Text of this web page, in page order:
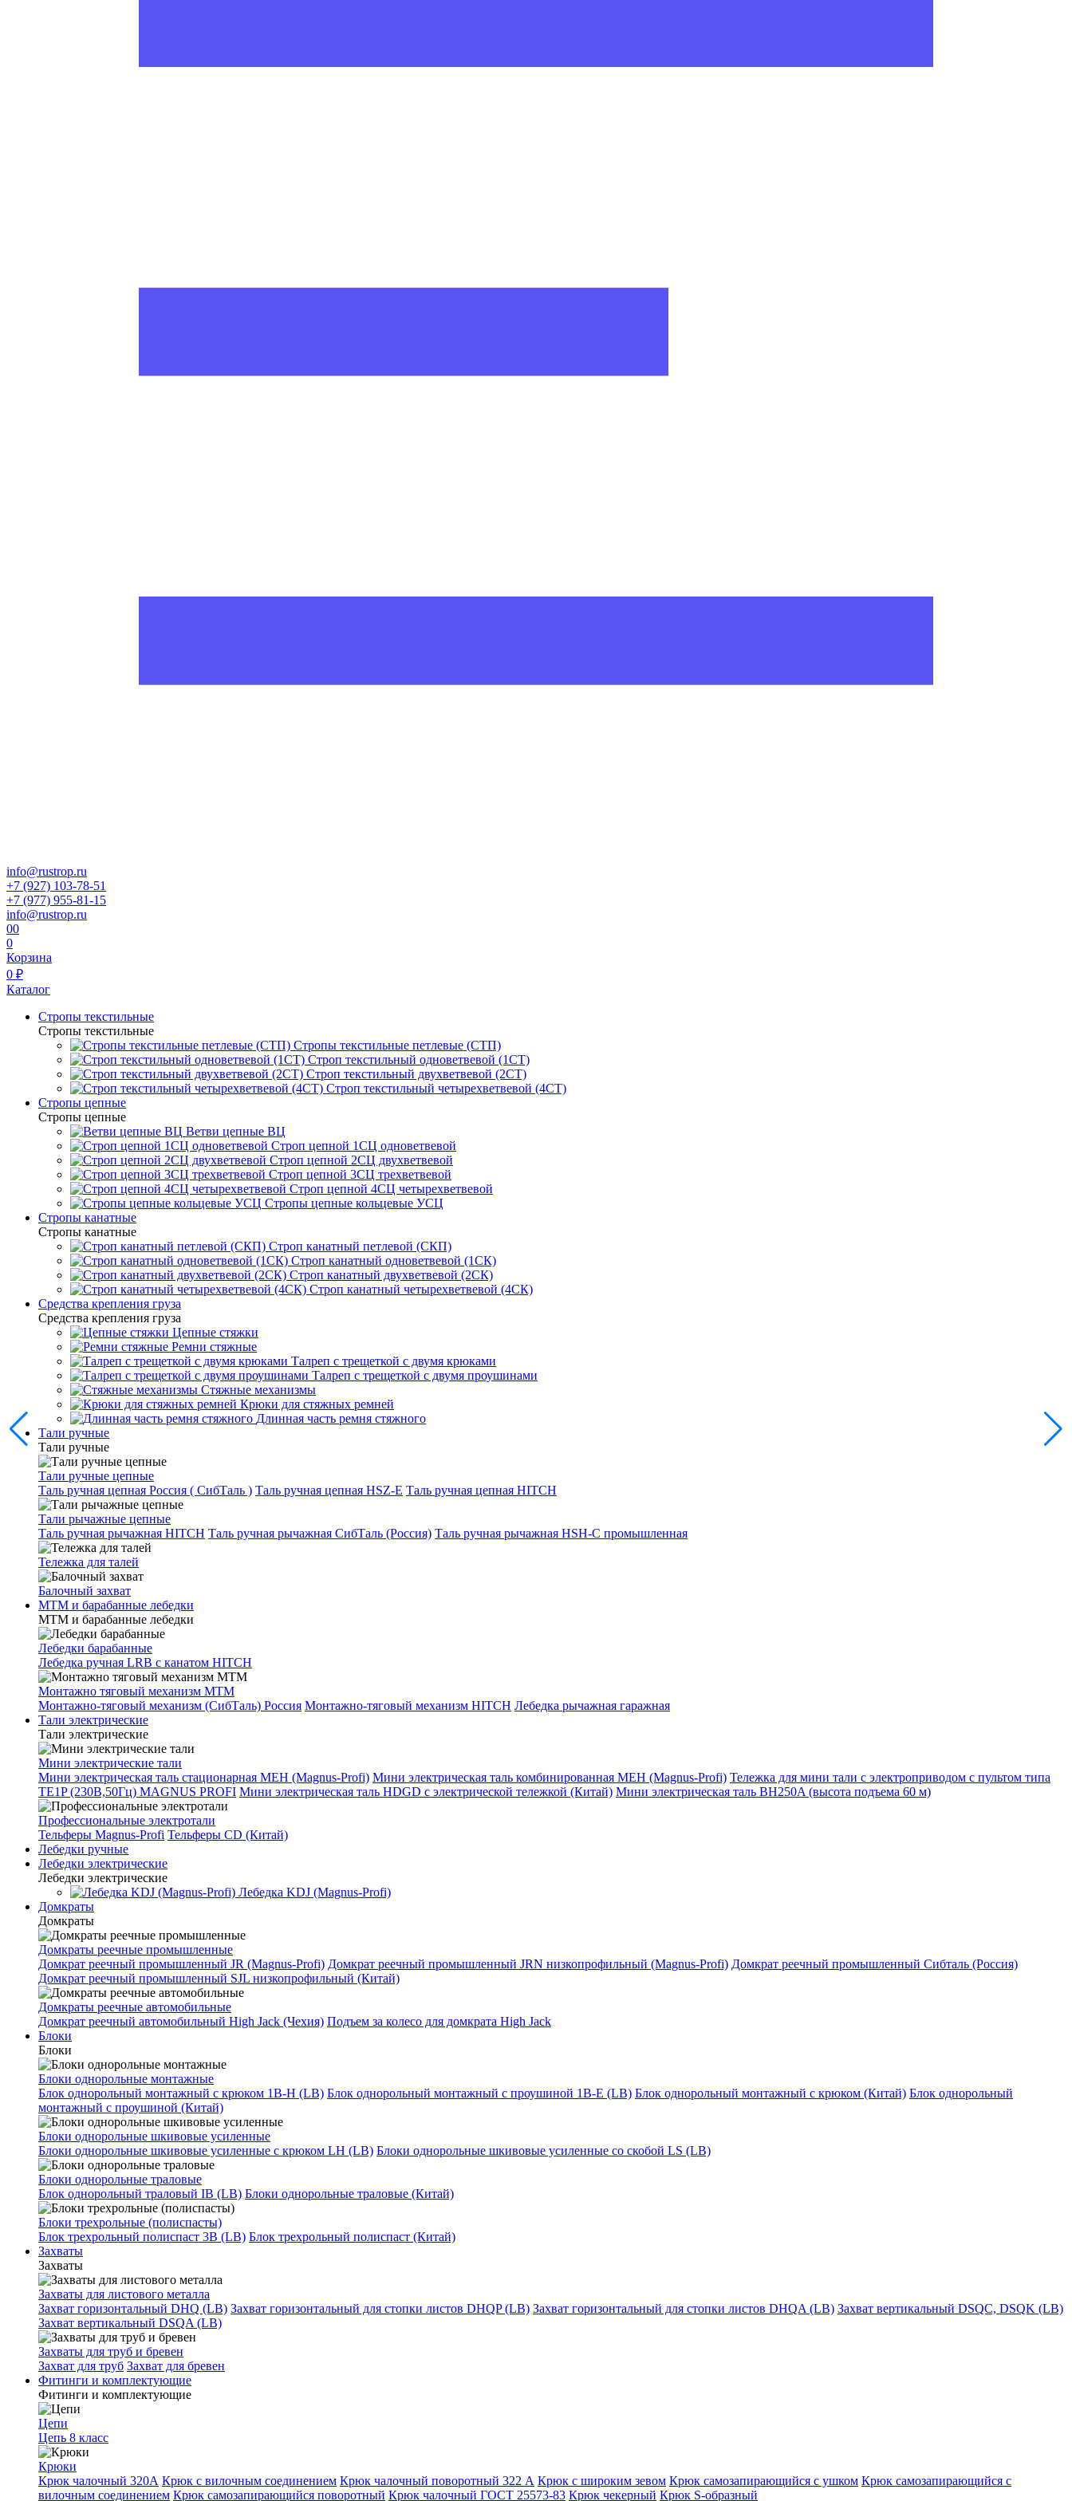
info@rustrop.ru
+7 (927) 103-78-51
+7 (977) 955-81-15
info@rustrop.ru
00
0
Корзина
0 ₽
Каталог
Стропы текстильные
Стропы текстильные
Стропы текстильные петлевые (СТП)
Строп текстильный одноветвевой (1СТ)
Строп текстильный двухветвевой (2СТ)
Строп текстильный четырехветвевой (4СТ)
Стропы цепные
Стропы цепные
Ветви цепные ВЦ
Строп цепной 1СЦ одноветвевой
Строп цепной 2СЦ двухветвевой
Строп цепной 3СЦ трехветвевой
Строп цепной 4СЦ четырехветвевой
Стропы цепные кольцевые УСЦ
Стропы канатные
Стропы канатные
Строп канатный петлевой (СКП)
Строп канатный одноветвевой (1СК)
Строп канатный двухветвевой (2СК)
Строп канатный четырехветвевой (4СК)
Средства крепления груза
Средства крепления груза
Цепные стяжки
Ремни стяжные
Талреп с трещеткой с двумя крюками
Талреп с трещеткой с двумя проушинами
Стяжные механизмы
Крюки для стяжных ремней
Длинная часть ремня стяжного
Тали ручные
Тали ручные
Тали ручные цепные
Таль ручная цепная Россия ( СибТаль ) Таль ручная цепная HSZ-E Таль ручная цепная HITCH
Тали рычажные цепные
Таль ручная рычажная HITCH Таль ручная рычажная СибТаль (Россия) Таль ручная рычажная HSH-C промышленная
Тележка для талей
Балочный захват
МТМ и барабанные лебедки
МТМ и барабанные лебедки
Лебедки барабанные
Лебедка ручная LRB с канатом HITCH
Монтажно тяговый механизм МТМ
Монтажно-тяговый механизм (СибТаль) Россия Монтажно-тяговый механизм HITCH Лебедка рычажная гаражная
Тали электрические
Тали электрические
Мини электрические тали
Мини электрическая таль стационарная МЕН (Magnus-Profi) Мини электрическая таль комбинированная МЕН (Magnus-Profi) Тележка для мини тали с электроприводом с пультом типа
TE1P (230В,50Гц) MAGNUS PROFI Мини электрическая таль HDGD с электрической тележкой (Китай) Мини электрическая таль BH250A (высота подъема 60 м)
Профессиональные электротали
Тельферы Magnus-Profi Тельферы CD (Китай)
Лебедки ручные
Лебедки электрические
Лебедки электрические
Лебедка KDJ (Magnus-Profi)
Домкраты
Домкраты
Домкраты реечные промышленные
Домкрат реечный промышленный JR (Magnus-Profi) Домкрат реечный промышленный JRN низкопрофильный (Magnus-Profi) Домкрат реечный промышленный Сибталь (Россия)
Домкрат реечный промышленный SJL низкопрофильный (Китай)
Домкраты реечные автомобильные
Домкрат реечный автомобильный High Jack (Чехия) Подъем за колесо для домкрата High Jack
Блоки
Блоки
Блоки однорольные монтажные
Блок однорольный монтажный с крюком 1B-H (LB) Блок однорольный монтажный с проушиной 1B-E (LB) Блок однорольный монтажный с крюком (Китай) Блок однорольный
монтажный с проушиной (Китай)
Блоки однорольные шкивовые усиленные
Блоки однорольные шкивовые усиленные с крюком LH (LB) Блоки однорольные шкивовые усиленные со скобой LS (LB)
Блоки однорольные траловые
Блок однорольный траловый IB (LB) Блоки однорольные траловые (Китай)
Блоки трехрольные (полиспасты)
Блок трехрольный полиспаст 3B (LB) Блок трехрольный полиспаст (Китай)
Захваты
Захваты
Захваты для листового металла
Захват горизонтальный DHQ (LB) Захват горизонтальный для стопки листов DHQP (LB) Захват горизонтальный для стопки листов DHQA (LB) Захват вертикальный DSQC, DSQK (LB)
Захват вертикальный DSQA (LB)
Захваты для труб и бревен
Захват для труб Захват для бревен
Фитинги и комплектующие
Фитинги и комплектующие
Цепи
Цепь 8 класс
Крюки
Крюк чалочный 320А Крюк с вилочным соединением Крюк чалочный поворотный 322 А Крюк с широким зевом Крюк самозапирающийся с ушком Крюк самозапирающийся с
вилочным соединением Крюк самозапирающийся поворотный Крюк чалочный ГОСТ 25573-83 Крюк чекерный Крюк S-образный